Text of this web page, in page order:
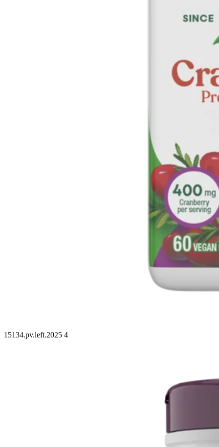
15134.pv.left.2025 4